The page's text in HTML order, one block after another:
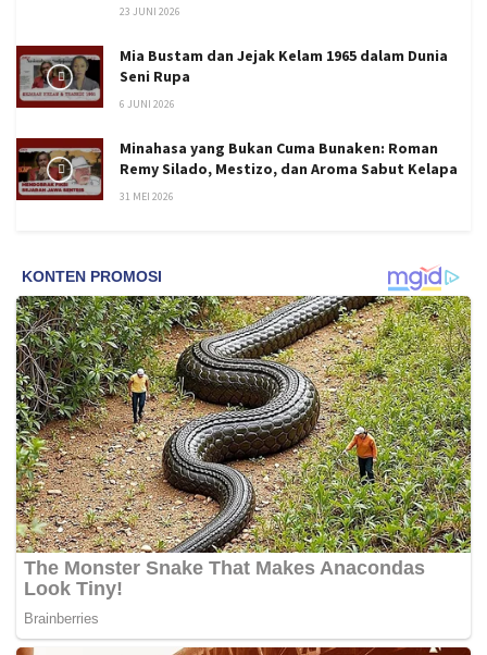
23 JUNI 2026
Mia Bustam dan Jejak Kelam 1965 dalam Dunia
Seni Rupa
6 JUNI 2026
Minahasa yang Bukan Cuma Bunaken: Roman
Remy Silado, Mestizo, dan Aroma Sabut Kelapa
31 MEI 2026